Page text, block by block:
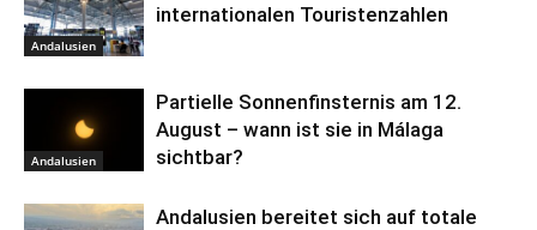
Andalusien
internationalen Touristenzahlen
Andalusien
Partielle Sonnenfinsternis am 12.
August – wann ist sie in Málaga
sichtbar?
Andalusien bereitet sich auf totale